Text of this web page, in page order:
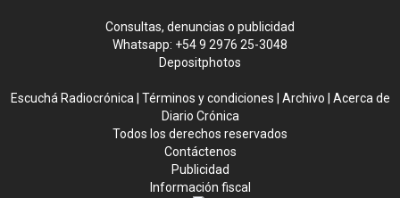
Consultas, denuncias o publicidad
Whatsapp: +54 9 2976 25-3048
Depositphotos
Escuchá Radiocrónica Términos y condiciones Archivo
Acerca de
Diario Crónica
Todos los derechos reservados
Contáctenos
Publicidad
Información fiscal